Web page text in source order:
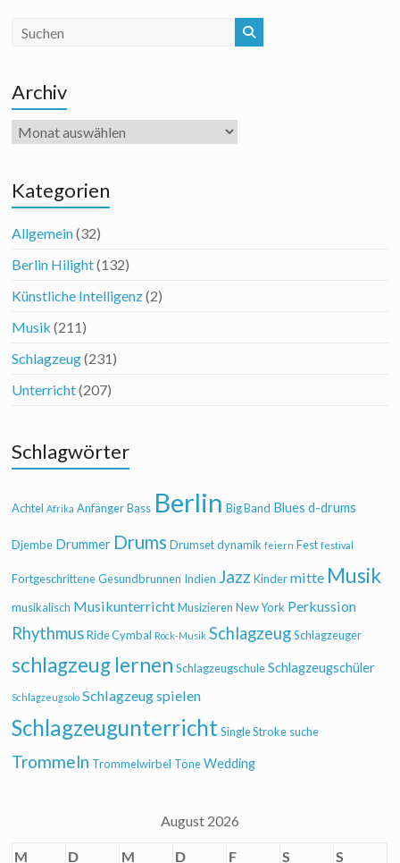
Archiv
Archiv
Kategorien
Allgemein(32)
Berlin Hilight(132)
Künstliche Intelligenz(2)
Musik (211)
Schlagzeug(231)
Unterricht(207)
Schlagwörter
Achtel Afrika Anfänger Bass Berlin Big Band Blues d-drums
Djembe Drummer Drums Drumset dynamik feiern Fest festival
Fortgeschrittene Gesundbrunnen Indien Jazz Kinder mitte Musik
musikalisch Musikunterricht Musizieren New York Perkussion
Rhythmus Ride Cymbal Rock-Musik Schlagzeug Schlagzeuger
schlagzeug lernen Schlagzeugschule Schlagzeugschüler
Schlagzeugsolo Schlagzeug spielen
Schlagzeugunterricht Single Stroke suche
Trommeln Trommelwirbel Töne Wedding
August 2026
M D M D F S S